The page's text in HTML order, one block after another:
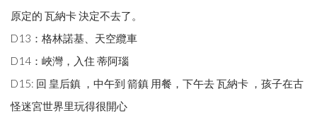
原定的 瓦納卡 決定不去了。
D13：格林諾基、天空纜車
D14：峽灣，入住 蒂阿瑙
D15: 回 皇后鎮 ，中午到 箭鎮 用餐，下午去 瓦納卡 ，孩子在古
怪迷宮世界里玩得很開心